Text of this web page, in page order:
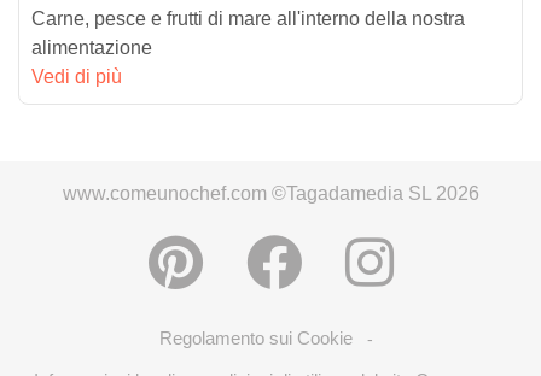
Carne, pesce e frutti di mare all'interno della nostra
alimentazione
Vedi di più
www.comeunochef.com ©Tagadamedia SL 2026
Regolamento sui Cookie -